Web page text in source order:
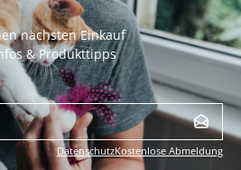
nächsten Einkauf
& Produkttipps
DatenschutzKostenlose Abmeldung